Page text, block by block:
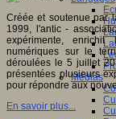
Médias
Créée et soutenue par
1999, l'antic -
expérimente,
numériques sur le
déroulées le 5 juillet
présentées plusieurs
pour répondre aux
En savoir plus...